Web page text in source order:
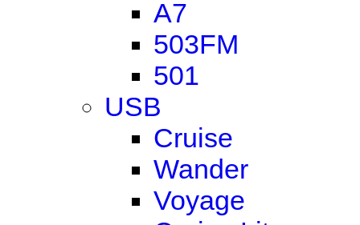
A7
503FM
501
USB
Cruise
Wander
Voyage